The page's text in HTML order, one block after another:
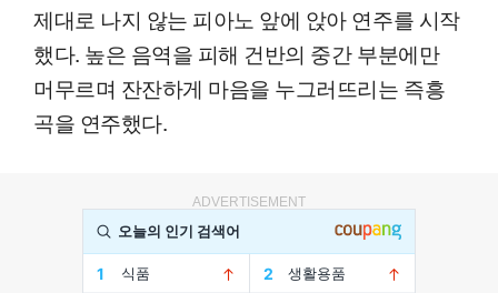
제대로 나지 않는 피아노 앞에 앉아 연주를 시작
했다. 높은 음역을 피해 건반의 중간 부분에만
머무르며 잔잔하게 마음을 누그러뜨리는 즉흥
곡을 연주했다.
ADVERTISEMENT